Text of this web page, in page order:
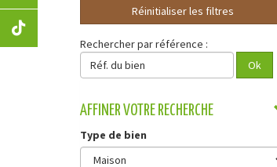
Réinitialiser les filtres
Rechercher par référence :
Réf.
du
Ok
AFFINER VOTRE RECHERCHE
Type de bien